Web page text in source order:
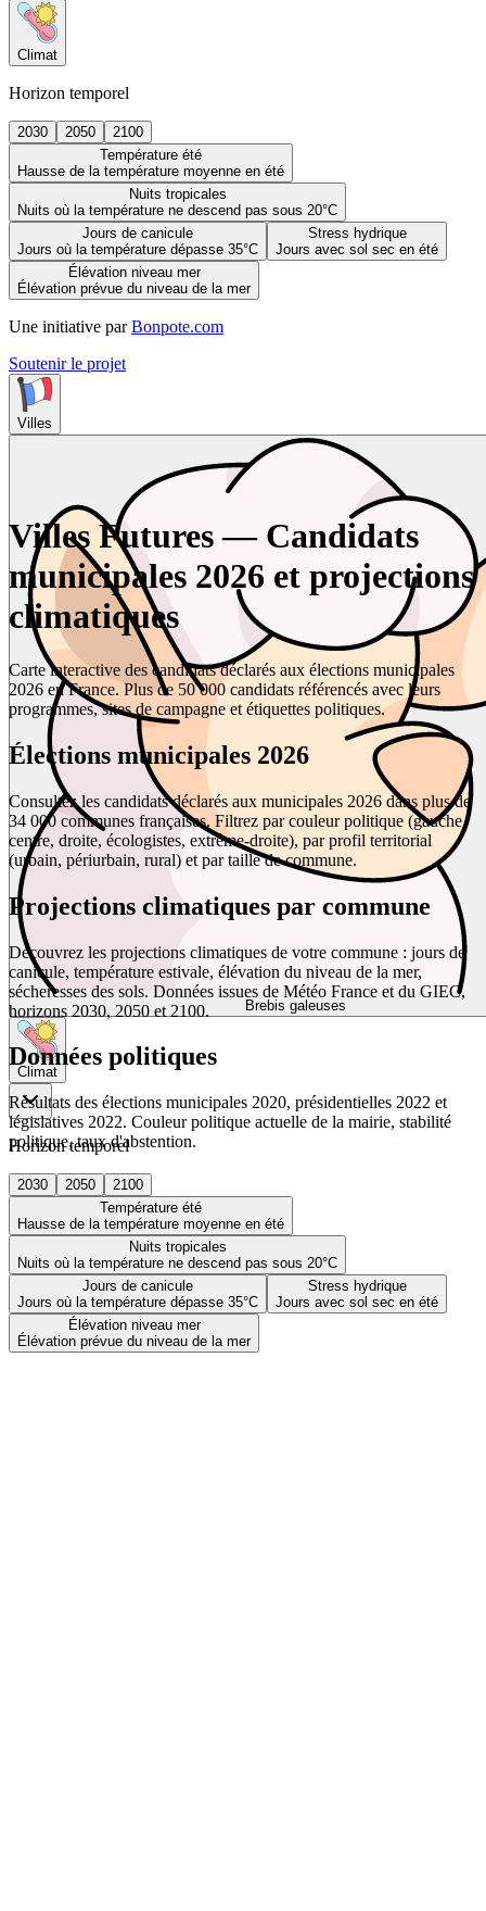
Climat
Horizon temporel
2030 2050
2100
Température été
Hausse de la température moyenne en été
Nuits tropicales
Nuits où la température ne descend pas sous 20°C
Jours de canicule
Jours où la température dépasse 35°C
Stress hydrique
Jours avec sol sec en été
Élévation niveau mer
Élévation prévue du niveau de la mer
Une initiative par Bonpote.com
Soutenir le projet
Villes
Brebis galeuses
Climat
Horizon temporel
2030 2050
2100
Température été
Hausse de la température moyenne en été
Nuits tropicales
Nuits où la température ne descend pas sous 20°C
Jours de canicule
Jours où la température dépasse 35°C
Stress hydrique
Jours avec sol sec en été
Élévation niveau mer
Élévation prévue du niveau de la mer
Villes Futures — Candidats
municipales 2026 et projections
climatiques
Carte interactive des candidats déclarés aux élections municipales
2026 en France. Plus de 50 000 candidats référencés avec leurs
programmes, sites de campagne et étiquettes politiques.
Élections municipales 2026
Consultez les candidats déclarés aux municipales 2026 dans plus de
34 000 communes françaises. Filtrez par couleur politique (gauche,
centre, droite, écologistes, extrême-droite), par profil territorial
(urbain, périurbain, rural) et par taille de commune.
Projections climatiques par commune
Découvrez les projections climatiques de votre commune : jours de
canicule, température estivale, élévation du niveau de la mer,
sécheresses des sols. Données issues de Météo France et du GIEC,
horizons 2030, 2050 et 2100.
Données politiques
Résultats des élections municipales 2020, présidentielles 2022 et
législatives 2022. Couleur politique actuelle de la mairie, stabilité
politique, taux d'abstention.